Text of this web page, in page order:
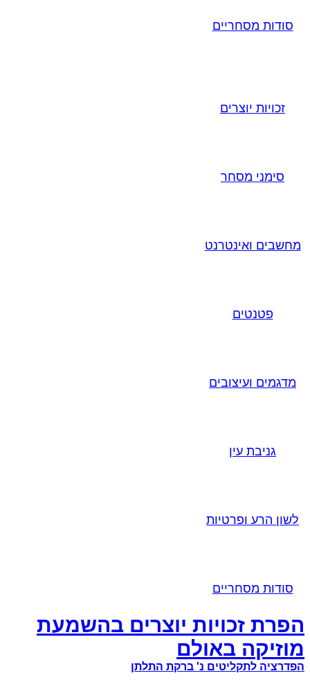
סודות מסחריים
זכויות יוצרים
סימני מסחר
מחשבים ואינטרנט
פטנטים
מדגמים ועיצובים
גניבת עין
לשון הרע ופרטיות
סודות מסחריים
הפרת זכויות יוצרים בהשמעת
מוזיקה באולם
הפדרציה לתקליטים נ' ברקת התלתן